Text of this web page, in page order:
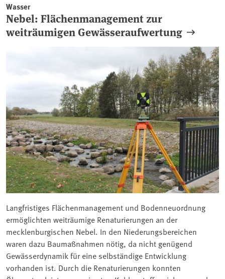
Wasser
Nebel: Flächenmanagement zur
weiträumigen Gewässeraufwertung
Langfristiges Flächenmanagement und Bodenneuordnung
ermöglichten weiträumige Renaturierungen an der
mecklenburgischen Nebel. In den Niederungsbereichen
waren dazu Baumaßnahmen nötig, da nicht genügend
Gewässerdynamik für eine selbständige Entwicklung
vorhanden ist. Durch die Renaturierungen konnten